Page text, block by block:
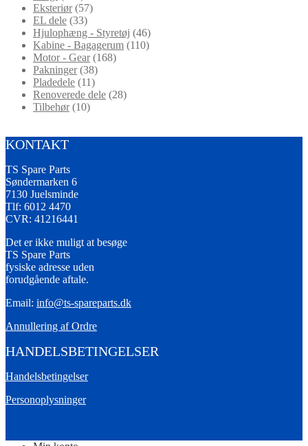
Eksteriør (57)
EL dele (33)
Hjulophæng - Styretøj (46)
Kabine - Bagagerum (110)
Motor - Gear (168)
Pakninger (38)
Pladedele (11)
Renoverede dele (28)
Tilbehør (10)
KONTAKT
TS Spare Parts
Søndermarken 6
7130 Juelsminde
Tlf: 6012 4470
CVR: 41216441
Det er ikke muligt at besøge
TS Spare Parts
fysiske adresse uden
forudgående aftale.
Email: info@ts-spareparts.dk
Annullering af Ordre
HANDELSBETINGELSER
Handelsbetingelser
Personoplysninger